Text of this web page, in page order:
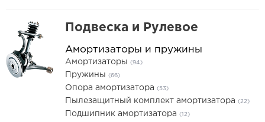
Подвеска и Рулевое
Амортизаторы и пружины
Амортизаторы (94)
Пружины (66)
Опора амортизатора (53)
Пылезащитный комплект амортизатора (22)
Подшипник амортизатора (12)